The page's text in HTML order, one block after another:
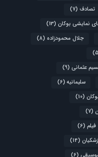
تصادف (7)
نمایشی بوکان (13)
جلال محمودزاده (8)
عثمانی (9)
سلیمانیه (6)
(10)
(7)
فیلم (6)
(14)